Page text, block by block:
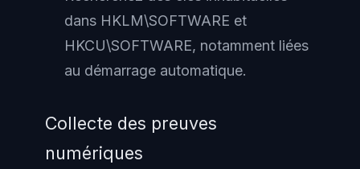
dans HKLM\SOFTWARE et
HKCU\SOFTWARE, notamment liées
au démarrage automatique.
Collecte des preuves
numériques